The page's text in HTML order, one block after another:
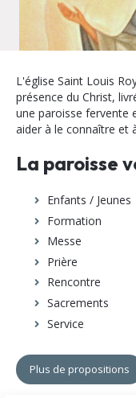
L'église Saint Louis
présence du Christ,
une paroisse fervente
aider à le connaître et
La paroisse
Enfants / Jeunes
Formation
Messe
Prière
Rencontre
Sacrements
Service
Plus de propositions